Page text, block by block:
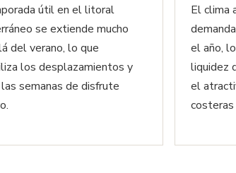
útil en el litoral
se extiende mucho
del verano, lo que
los desplazamientos y
semanas de disfrute
El clima
el año,
liquidez
el
costeras